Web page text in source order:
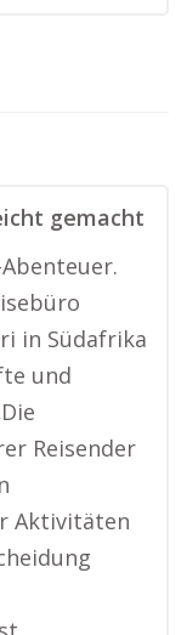
gemacht
in Südafrika
und
Reisender
Aktivitäten